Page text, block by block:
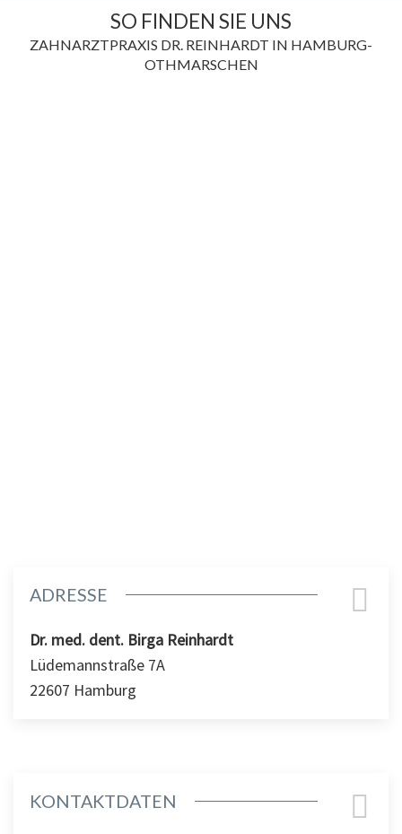
SO FINDEN SIE UNS
ZAHNARZTPRAXIS DR. REINHARDT IN HAMBURG-
OTHMARSCHEN
ADRESSE
Dr. med. dent. Birga Reinhardt
Lüdemannstraße 7A
22607 Hamburg
KONTAKTDATEN